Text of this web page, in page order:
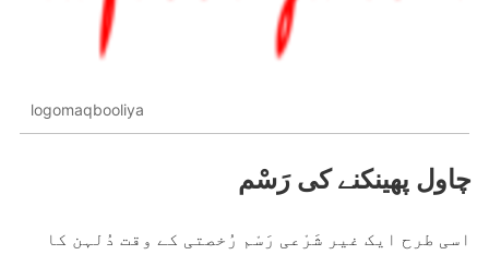
logomaqbooliya
چاول پھینکنے کی رَسْم
اسی طرح ایک غیر شَرْعی رَسْم رُخصتی کے وقت دُلہن کا